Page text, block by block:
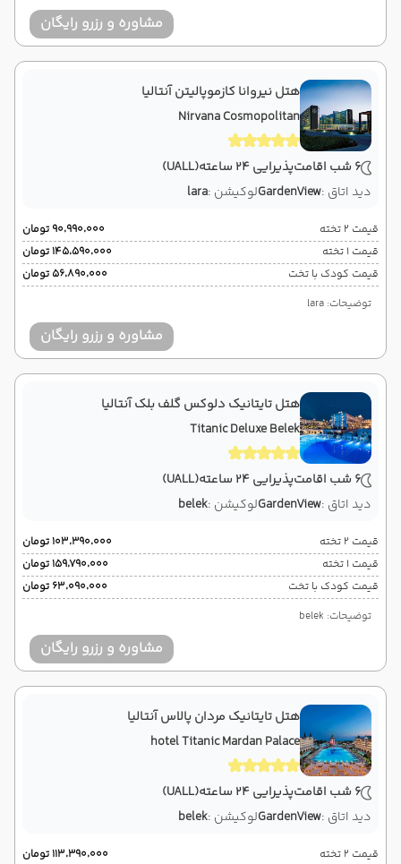
مشاوره و رزرو رایگان
هتل نیروانا کازموپالیتن آنتالیا
Nirvana Cosmopolitan
6 شب اقامت پذیرایی 24 ساعته
(UALL)
دید اتاق :GardenViewلوکیشن :lara
قیمت 2 تخته
۹۰٬۹۹۰٬۰۰۰ تومان
قیمت 1 تخته
۱۴۵٬۵۹۰٬۰۰۰ تومان
قیمت کودک با تخت
۵۶٬۸۹۰٬۰۰۰ تومان
توضیحات: lara
مشاوره و رزرو رایگان
هتل تایتانیک دلوکس گلف بلک آنتالیا
Titanic Deluxe Belek
6 شب اقامت پذیرایی 24 ساعته
(UALL)
دید اتاق :GardenViewلوکیشن :belek
قیمت 2 تخته
۱۰۳٬۳۹۰٬۰۰۰ تومان
قیمت 1 تخته
۱۵۹٬۷۹۰٬۰۰۰ تومان
قیمت کودک با تخت
۶۳٬۰۹۰٬۰۰۰ تومان
توضیحات: belek
مشاوره و رزرو رایگان
هتل تایتانیک مردان پالاس آنتالیا
hotel Titanic Mardan Palace
6 شب اقامت پذیرایی 24 ساعته
(UALL)
دید اتاق :GardenViewلوکیشن :belek
قیمت 2 تخته
۱۱۳٬۳۹۰٬۰۰۰ تومان